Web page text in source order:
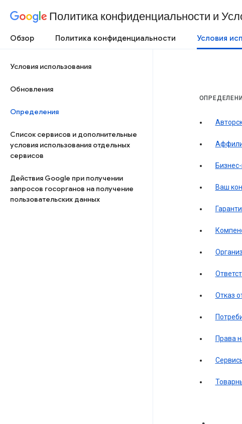
Политика конфиденциальности и
Обзор Политика конфиденциальности Условия
Условия использования
Обновления
Определения
Список сервисов и дополнительные
условия использования отдельных
сервисов
Действия Google при получении
запросов госорганов на получение
пользовательских данных
Ваш
Отказ
Права